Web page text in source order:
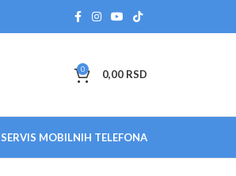
0 0,00 RSD
SERVIS MOBILNIH TELEFONA